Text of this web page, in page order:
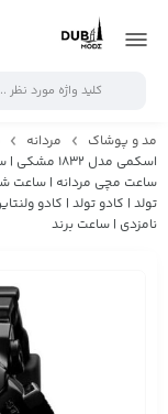
مد و پوشاک مردانه
اسکمی مدل
ساعت مچی مردانه | ساعت
تولد | کادو تولد | کادو
نامزدی | ساعت برند